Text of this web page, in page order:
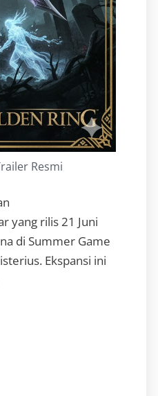
Resmi
yang rilis 21 Juni
di Summer Game
Ekspansi ini